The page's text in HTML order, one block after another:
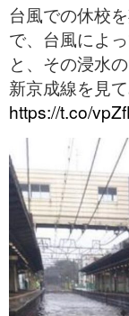
台風での休校
で、台風によ
と、その浸水
新京成線を見
https://t.co/